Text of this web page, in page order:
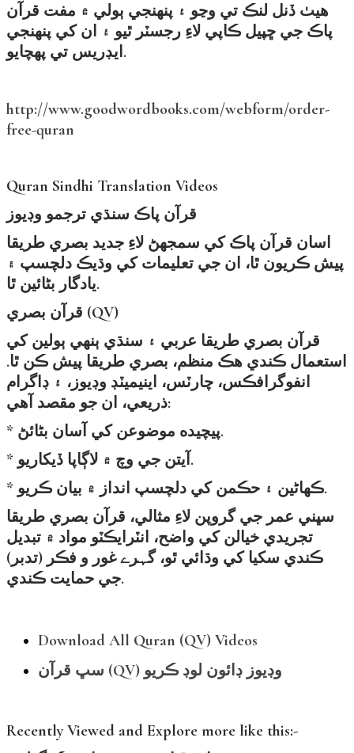
هيٺ ڏنل لنڪ تي وڃو ۽ پنهنجي ٻولي ۾ مفت قرآن
پاڪ جي ڇپيل ڪاپي لاءِ رجسٽر ٿيو ۽ ان کي پنهنجي
ايڊريس تي پهچايو.
http://www.goodwordbooks.com/webform/order-
free-quran
Quran Sindhi Translation Videos
قرآن پاڪ سنڌي ترجمو وڊيوز
اسان قرآن پاڪ کي سمجهڻ لاءِ جديد بصري طريقا
پيش ڪريون ٿا، ان جي تعليمات کي وڌيڪ دلچسپ ۽
يادگار بڻائين ٿا.
قرآن بصري (QV)
قرآن بصري طريقا عربي ۽ سنڌي ٻنهي ٻولين کي
استعمال ڪندي هڪ منظم، بصري طريقا پيش ڪن ٿا.
انفوگرافڪس، چارٽس، اينيميٽڊ وڊيوز، ۽ ڊاگرام
ذريعي، ان جو مقصد آهي:
* پيچيده موضوعن کي آسان بڻائڻ.
* آيتن جي وچ ۾ لاڳاپا ڏيکاريو.
* ڪهاڻين ۽ حڪمن کي دلچسپ انداز ۾ بيان ڪريو.
سڀني عمر جي گروپن لاءِ مثالي، قرآن بصري طريقا
تجريدي خيالن کي واضح، انٽرايڪٽو مواد ۾ تبديل
ڪندي سکيا کي وڌائي ٿو، گہرے غور و فڪر (تدبر)
جي حمايت ڪندي.
Download All Quran (QV) Videos
سڀ قرآن (QV) وڊيوز ڊائون لوڊ ڪريو
Recently Viewed and Explore more like this:-